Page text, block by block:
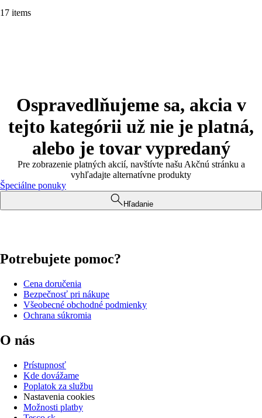
17 items
Ospravedlňujeme sa, akcia v
tejto kategórii už nie je platná,
alebo je tovar vypredaný
Pre zobrazenie platných akcií, navštívte našu Akčnú stránku a
vyhľadajte alternatívne produkty
Špeciálne ponuky
Hľadanie
Potrebujete pomoc?
Cena doručenia
Bezpečnosť pri nákupe
Všeobecné obchodné podmienky
Ochrana súkromia
O nás
Prístupnosť
Kde dovážame
Poplatok za službu
Nastavenia cookies
Možnosti platby